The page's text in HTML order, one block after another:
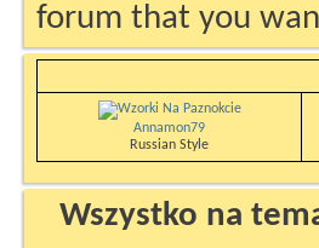
forum that you
Annamon79
Russian Style
Wszystko na